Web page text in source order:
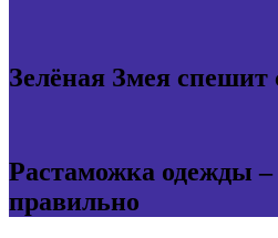
Зелёная Змея спешит
Растаможка одежды –
правильно